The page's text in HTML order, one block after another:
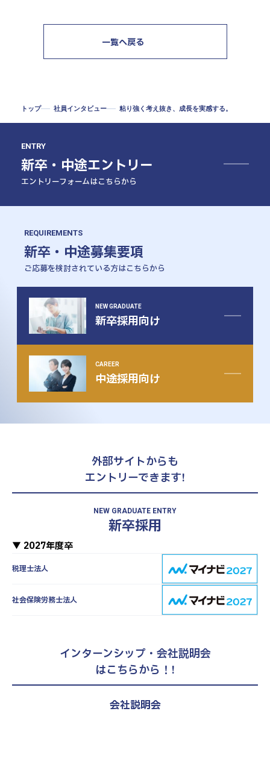
トップ 社員インタビュー 粘り強く考え抜き、成長を実感する。
一覧へ戻る
ENTRY
新卒・中途エントリー
エントリーフォームはこちらから
REQUIREMENTS
新卒・中途募集要項
ご応募を検討されている方はこちらから
NEW GRADUATE
新卒採用向け
CAREER
中途採用向け
外部サイトからも
エントリーできます!
NEW GRADUATE ENTRY
新卒採用
▼ 2027年度卒
税理士法人
社会保険労務士法人
インターンシップ・会社説明会
はこちらから！!
会社説明会